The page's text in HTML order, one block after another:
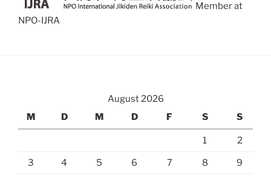
Member at
NPO-IJRA
August 2026
M
D M D F S S
1 2
3 4 5 6 7 8 9